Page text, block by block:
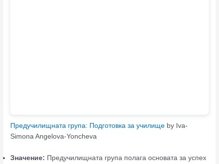
Предучилищната група: Подготовка за училище by Iva-
Simona Angelova-Yoncheva
Значение: Предучилищната група полага основата за успех